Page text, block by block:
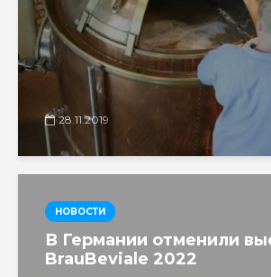
28.11.2019
НОВОСТИ
В Германии отменили
BrauBeviale 2022